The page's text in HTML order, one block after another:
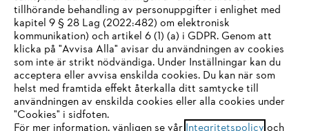
Allmänna villkor och bestämmelser
Integritetspolicy
IHR BROWSER WIRD NICHT
UNTERSTÜTZT
Sie nutzen einen Browser, den wir noch nicht unterstützen. Für
eine optimale Nutzung unserer Seite empfehlen wir Ihnen, zu
einem der folgenden Browser zu wechseln:
tillhörande behandling av personuppgifter i enlighet med
kapitel 9 § 28 Lag (2022:482) om elektronisk
kommunikation) och artikel 6 (1) (a) i GDPR. Genom att
klicka på "Avvisa Alla" avisar du användningen av cookies
som inte är strikt nödvändiga. Under Inställningar kan du
acceptera eller avvisa enskilda cookies. Du kan när som
helst med framtida effekt återkalla ditt samtycke till
användningen av enskilda cookies eller alla cookies under
"Cookies" i sidfoten.